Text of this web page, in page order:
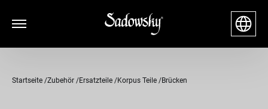
Startseite Zubehör Ersatzteile Korpus Teile Brücken